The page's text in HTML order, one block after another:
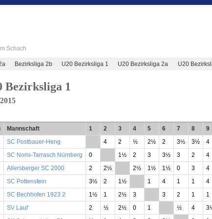
Schach
Bezirksliga 2b U20 Bezirksliga 1 U20 Bezirksliga 2a U20
Bezirksliga 1
Mannschaft 1 2 3 4 5 6 7 8 9
SC Postbauer-Heng
4 2 ½ 2½ 2 3½ 3½ 4
SC Noris-Tarrasch Nürnberg
0 1½ 2 3 3½ 3 2 4
Allersberger SC 2000
2 2½ 2½ 1½ 1½ 0 3 4
SC Pottenstein
3½ 2 1½ 1 4 1 1 4
SC Bechhofen 1923 2
1½ 1 2½ 3 3 2 1 1
SV Lauf
2 ½ 2½ 0 1 ½ 4